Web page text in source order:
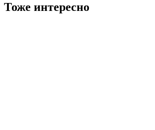
Тоже интересно